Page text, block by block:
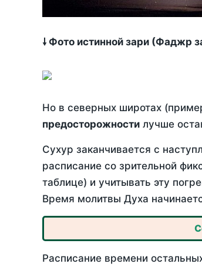
🠗 Фото истинной зари (Фаджр
Но в северных широтах
предосторожности лучше
Сухур заканчивается с
расписание со зрительной
таблице) и учитывать эту
Время молитвы Духа
Расписание времени